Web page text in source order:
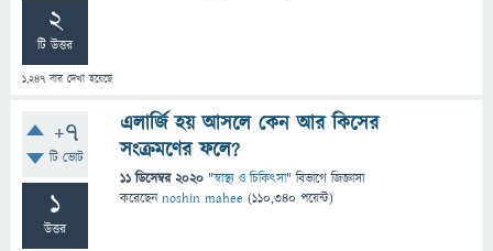
2
টি উত্তর
1,247 বার দেখা হয়েছে
+7
টি ভোট
1
উত্তর
এলার্জি হয় আসলে কেন আর কিসের
সংক্রমণের ফলে?
11 ডিসেম্বর 2020 "স্বাস্থ্য ও চিকিৎসা" বিভাগে জিজ্ঞাসা
করেছেনnoshin mahee (110,340 পয়েন্ট)